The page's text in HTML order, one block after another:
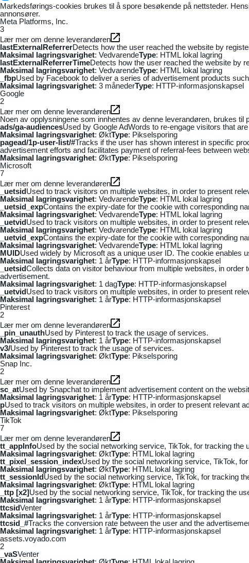
Markedsførings-cookies brukes til å spore besøkende på nettsteder.
annonsører.
Meta Platforms, Inc.
3
Lær mer om denne leverandøren
lastExternalReferrerDetects how the user reached the website by
Maksimal lagringsvarighet: VedvarendeType: HTML lokal lagring
lastExternalReferrerTimeDetects how the user reached the website by
Maksimal lagringsvarighet: VedvarendeType: HTML lokal lagring
_fbpUsed by Facebook to deliver a series of advertisement products
Maksimal lagringsvarighet: 3 månederType: HTTP-informasjonskapsel
Google
2
Lær mer om denne leverandøren
Noen av opplysningene som innhentes av denne leverandøren, brukes
ads/ga-audiencesUsed by Google AdWords to re-engage visitors that
Maksimal lagringsvarighet: ØktType: Pikselsporing
pagead/1p-user-list/#Tracks if the user has shown interest in specific
advertisement efforts and facilitates payment of referral-fees between
Maksimal lagringsvarighet: ØktType: Pikselsporing
Microsoft
7
Lær mer om denne leverandøren
_uetsidUsed to track visitors on multiple websites, in order to present
Maksimal lagringsvarighet: VedvarendeType: HTML lokal lagring
_uetsid_expContains the expiry-date for the cookie with corresponding
Maksimal lagringsvarighet: VedvarendeType: HTML lokal lagring
_uetvidUsed to track visitors on multiple websites, in order to present
Maksimal lagringsvarighet: VedvarendeType: HTML lokal lagring
_uetvid_expContains the expiry-date for the cookie with corresponding
Maksimal lagringsvarighet: VedvarendeType: HTML lokal lagring
MUIDUsed widely by Microsoft as a unique user ID. The cookie
Maksimal lagringsvarighet: 1 årType: HTTP-informasjonskapsel
_uetsidCollects data on visitor behaviour from multiple websites, in
advertisement.
Maksimal lagringsvarighet: 1 dagType: HTTP-informasjonskapsel
_uetvidUsed to track visitors on multiple websites, in order to present
Maksimal lagringsvarighet: 1 årType: HTTP-informasjonskapsel
Pinterest
2
Lær mer om denne leverandøren
_pin_unauthUsed by Pinterest to track the usage of services.
Maksimal lagringsvarighet: 1 årType: HTTP-informasjonskapsel
v3/Used by Pinterest to track the usage of services.
Maksimal lagringsvarighet: ØktType: Pikselsporing
Snap Inc.
2
Lær mer om denne leverandøren
sc_atUsed by Snapchat to implement advertisement content on the
Maksimal lagringsvarighet: 1 årType: HTTP-informasjonskapsel
pUsed to track visitors on multiple websites, in order to present relevant
Maksimal lagringsvarighet: ØktType: Pikselsporing
TikTok
7
Lær mer om denne leverandøren
tt_appInfoUsed by the social networking service, TikTok, for tracking the
Maksimal lagringsvarighet: ØktType: HTML lokal lagring
tt_pixel_session_indexUsed by the social networking service, TikTok,
Maksimal lagringsvarighet: ØktType: HTML lokal lagring
tt_sessionIdUsed by the social networking service, TikTok, for tracking
Maksimal lagringsvarighet: ØktType: HTML lokal lagring
_ttp [x2]Used by the social networking service, TikTok, for tracking the
Maksimal lagringsvarighet: 1 årType: HTTP-informasjonskapsel
ttcsidVenter
Maksimal lagringsvarighet: 1 årType: HTTP-informasjonskapsel
ttcsid_#Tracks the conversion rate between the user and the
Maksimal lagringsvarighet: 1 årType: HTTP-informasjonskapsel
assets.voyado.com
2
_vaSVenter